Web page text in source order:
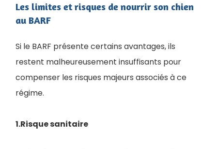
Les limites et risques de nourrir son chien
au BARF
Si le BARF présente certains avantages, ils
restent malheureusement insuffisants pour
compenser les risques majeurs associés à ce
régime.
1.Risque sanitaire